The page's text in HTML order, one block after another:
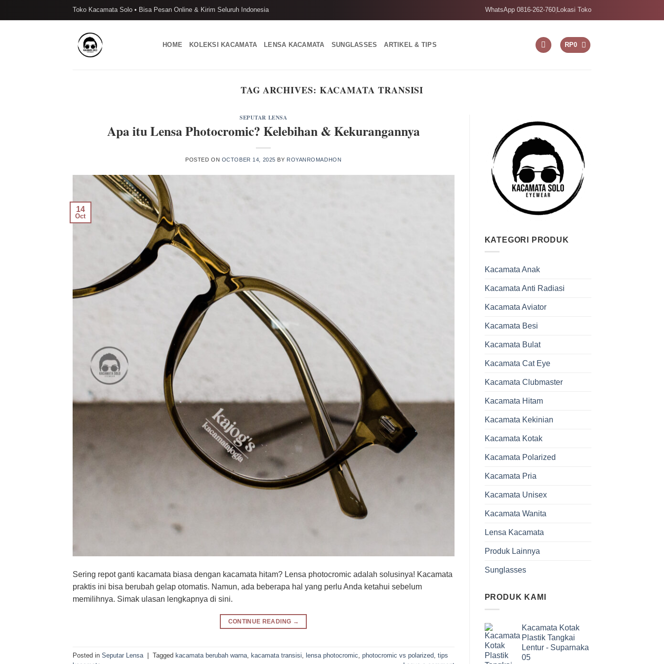
Toko Kacamata Solo • Bisa Pesan Online & Kirim Seluruh Indonesia WhatsApp 0816-262-760 Lokasi Toko
HOME KOLEKSI KACAMATA LENSA KACAMATA SUNGLASSES ARTIKEL & TIPS RP0
TAG ARCHIVES: KACAMATA TRANSISI
SEPUTAR LENSA
Apa itu Lensa Photocromic? Kelebihan & Kekurangannya
POSTED ON OCTOBER 14, 2025 BY ROYANROMADHON
14
Oct
Sering repot ganti kacamata biasa dengan kacamata hitam? Lensa photocromic adalah solusinya! Kacamata
praktis ini bisa berubah gelap otomatis. Namun, ada beberapa hal yang perlu Anda ketahui sebelum
memilihnya. Simak ulasan lengkapnya di sini.
CONTINUE READING →
Posted in Seputar Lensa | Tagged kacamata berubah warna kacamata transisi lensa photocromic photocromic vs polarized tips
KATEGORI PRODUK
Kacamata Anak
Kacamata Anti Radiasi
Kacamata Aviator
Kacamata Besi
Kacamata Bulat
Kacamata Cat Eye
Kacamata Clubmaster
Kacamata Hitam
Kacamata Kekinian
Kacamata Kotak
Kacamata Polarized
Kacamata Pria
Kacamata Unisex
Kacamata Wanita
Lensa Kacamata
Produk Lainnya
Sunglasses
PRODUK KAMI
Kacamata Kotak
Plastik Tangkai
Lentur - Suparnaka
05